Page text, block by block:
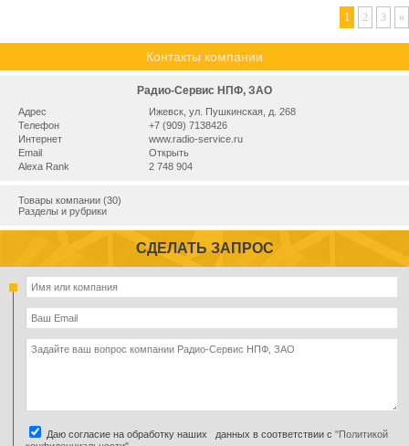
1 2 3 »
Контакты компании
Радио-Сервис НПФ, ЗАО
Адрес
Ижевск, ул. Пушкинская, д. 268
Телефон
+7 (909) 7138426
Интернет
www.radio-service.ru
Email
Открыть
Alexa Rank
2 748 904
Товары компании (30)
Разделы и рубрики
СДЕЛАТЬ ЗАПРОС
Даю согласие на обработку наших данных в соответствии с "Политикой